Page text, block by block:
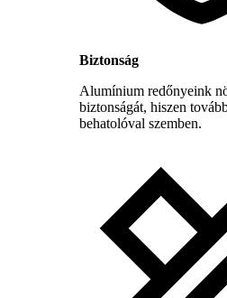
Biztonság
Alumínium redőnyeink
biztonságát, hiszen
behatolóval szemben.